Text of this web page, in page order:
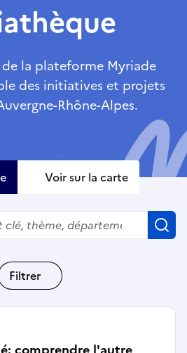
la plateforme Myriade
des initiatives et projets
Rhône-Alpes.
Voir sur la carte
Filtrer